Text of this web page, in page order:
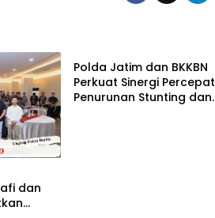
dan
Polda Jatim dan BKKBN
Perkuat Sinergi Percepat
Penurunan Stunting dan